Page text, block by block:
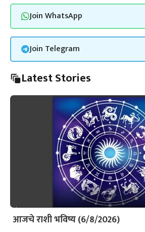
Join WhatsApp
Join Telegram
Latest Stories
आजचे राशी भविष्य (6/8/2026)